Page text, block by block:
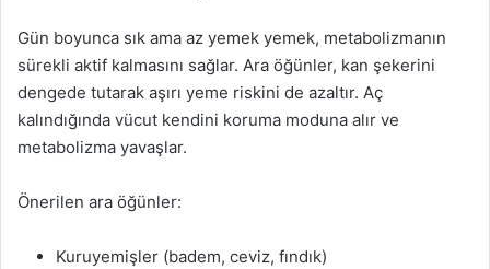
Gün boyunca sık ama az yemek yemek, metabolizmanın
sürekli aktif kalmasını sağlar. Ara öğünler, kan şekerini
dengede tutarak aşırı yeme riskini de azaltır. Aç
kalındığında vücut kendini koruma moduna alır ve
metabolizma yavaşlar.
Önerilen ara öğünler:
Kuruyemişler (badem, ceviz, fındık)